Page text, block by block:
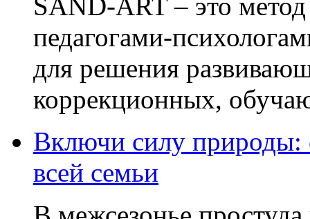
педагогами-
для решения
коррекционных,
Включи силу
всей семьи